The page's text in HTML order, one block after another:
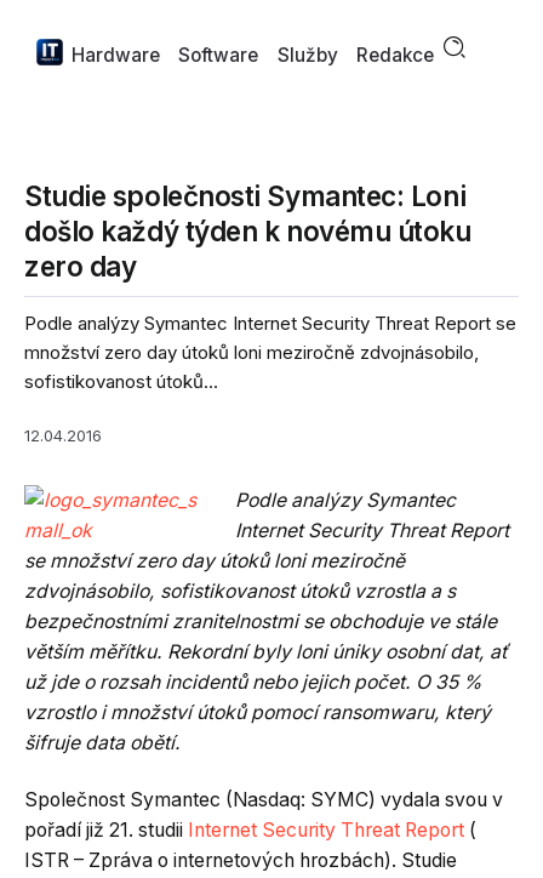
Hardware Software Služby Redakce
Studie společnosti Symantec: Loni
došlo každý týden k novému útoku
zero day
Podle analýzy Symantec Internet Security Threat Report se
množství zero day útoků loni meziročně zdvojnásobilo,
sofistikovanost útoků...
12.04.2016
Podle analýzy Symantec
Internet Security Threat Report
se množství zero day útoků loni meziročně
zdvojnásobilo, sofistikovanost útoků vzrostla a s
bezpečnostními zranitelnostmi se obchoduje ve stále
větším měřítku. Rekordní byly loni úniky osobní dat, ať
už jde o rozsah incidentů nebo jejich počet. O 35 %
vzrostlo i množství útoků pomocí ransomwaru, který
šifruje data obětí.
Společnost Symantec (Nasdaq: SYMC) vydala svou v
pořadí již 21. studii Internet Security Threat Report (
ISTR – Zpráva o internetových hrozbách). Studie